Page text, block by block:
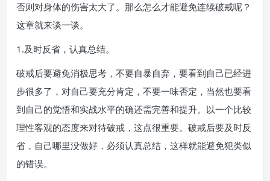
否则对身体的伤害太大了。那么怎么才能避免连续破戒呢？
这章就来谈一谈。
1.及时反省，认真总结。
破戒后要避免消极思考，不要自暴自弃，要看到自己已经进
步很多了，对自己要充分肯定，不要一味否定，当然也要看
到自己的觉悟和实战水平的确还需完善和提升。以一个比较
理性客观的态度来对待破戒，这点很重要。破戒后要及时反
省，自己哪里没做好，必须认真总结，这样就能避免犯类似
的错误。